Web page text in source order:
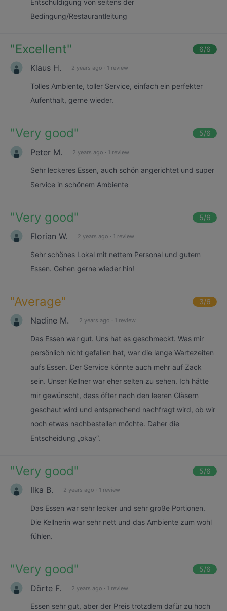
Entschuldigung von seitens der
Bedingung/Restaurantleitung
"Excellent" 6/6
Klaus H. 2 years ago · 1 review
Tolles Ambiente, toller Service, einfach ein perfekter
Aufenthalt, gerne wieder.
"Very good" 5/6
Peter M. 2 years ago · 1 review
Sehr leckeres Essen, auch schön angerichtet und super
Service in schönem Ambiente
"Very good" 5/6
Florian W. 2 years ago · 1 review
Sehr schönes Lokal mit nettem Personal und gutem
Essen. Gehen gerne wieder hin!
"Average" 3/6
Nadine M. 2 years ago · 1 review
Das Essen war gut. Uns hat es geschmeckt. Was mir
persönlich nicht gefallen hat, war die lange Wartezeiten
aufs Essen. Der Service könnte auch mehr auf Zack
sein. Unser Kellner war eher selten zu sehen. Ich hätte
mir gewünscht, dass öfter nach den leeren Gläsern
geschaut wird und entsprechend nachfragt wird, ob wir
noch etwas nachbestellen möchte. Daher die
Entscheidung „okay“.
"Very good" 5/6
Ilka B. 2 years ago · 1 review
Das Essen war sehr lecker und sehr große Portionen.
Die Kellnerin war sehr nett und das Ambiente zum wohl
fühlen.
"Very good" 5/6
Dörte F. 2 years ago · 1 review
Essen sehr gut, aber der Preis trotzdem dafür zu hoch